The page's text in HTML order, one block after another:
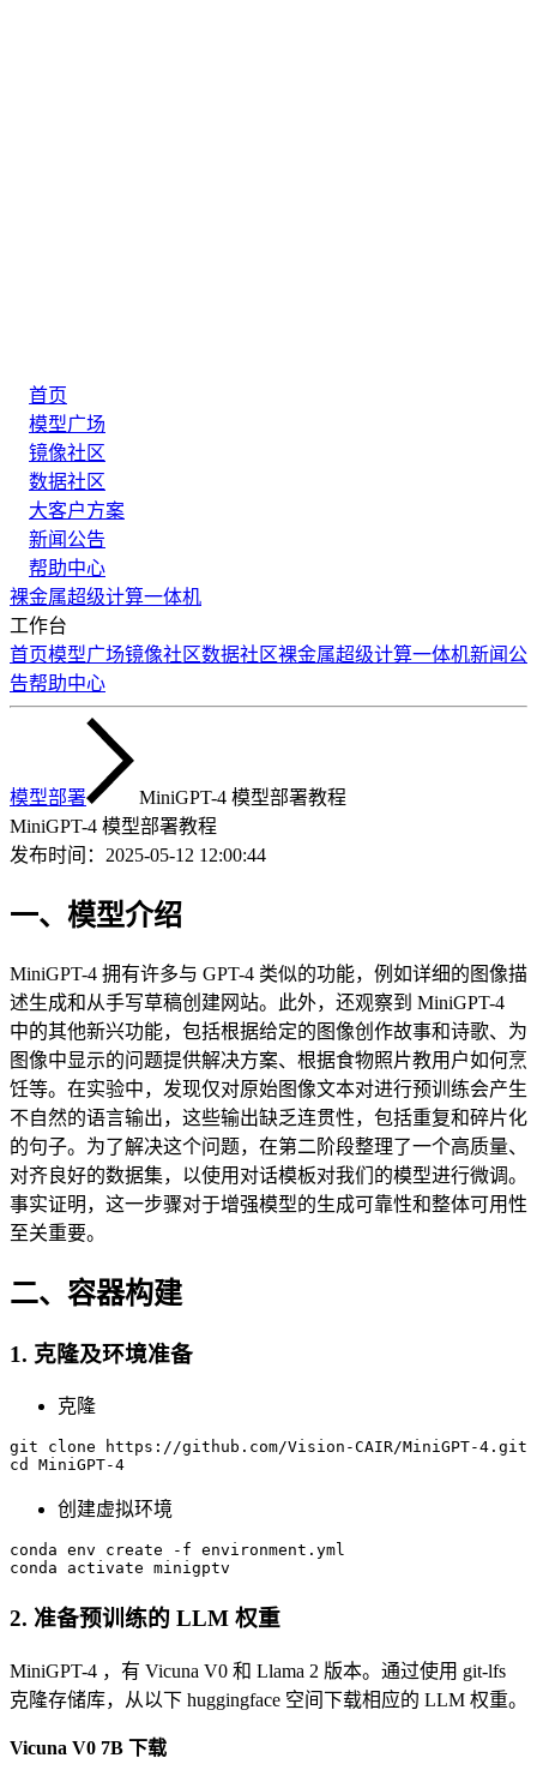
首页
模型广场
镜像社区
数据社区
大客户方案
新闻公告
帮助中心
裸金属超级计算一体机
工作台
首页模型广场镜像社区数据社区裸金属超级计算一体机新闻公
告帮助中心
模型部署
MiniGPT-4 模型部署教程
MiniGPT-4 模型部署教程
发布时间： 2025-05-12 12:00:44
一、模型介绍
MiniGPT-4 拥有许多与 GPT-4 类似的功能，例如详细的图像描
述生成和从手写草稿创建网站。此外，还观察到 MiniGPT-4
中的其他新兴功能，包括根据给定的图像创作故事和诗歌、为
图像中显示的问题提供解决方案、根据食物照片教用户如何烹
饪等。在实验中，发现仅对原始图像文本对进行预训练会产生
不自然的语言输出，这些输出缺乏连贯性，包括重复和碎片化
的句子。为了解决这个问题，在第二阶段整理了一个高质量、
对齐良好的数据集，以使用对话模板对我们的模型进行微调。
事实证明，这一步骤对于增强模型的生成可靠性和整体可用性
至关重要。
二、容器构建
1. 克隆及环境准备
克隆
git clone https://github.com/Vision-CAIR/MiniGPT-4.git
cd MiniGPT-4
创建虚拟环境
conda env create -f environment.yml
2. 准备预训练的 LLM 权重
MiniGPT-4 ，有 Vicuna V0 和 Llama 2 版本。通过使用 git-lfs
克隆存储库，从以下 huggingface 空间下载相应的 LLM 权重。
Vicuna V0 7B 下载